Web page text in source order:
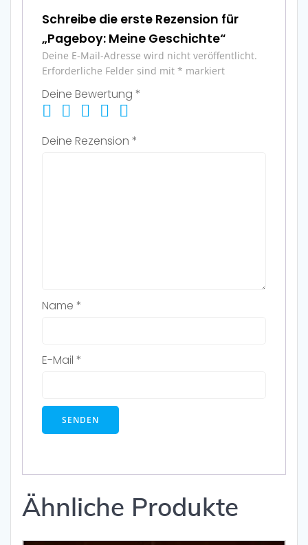
Schreibe die erste Rezension für
„Pageboy: Meine Geschichte“
Deine E-Mail-Adresse wird nicht veröffentlicht.
Erforderliche Felder sind mit * markiert
Deine Bewertung *
Deine Rezension *
Name *
E-Mail *
Ähnliche Produkte